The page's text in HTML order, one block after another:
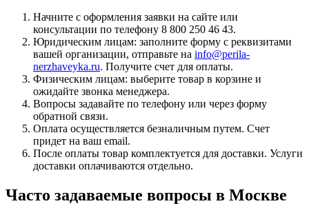
Начните с оформления заявки на сайте или
консультации по телефону 8 800 250 46 43.
Юридическим лицам: заполните форму с реквизитами
вашей организации, отправьте на info@perila-
nerzhaveyka.ru. Получите счет для оплаты.
Физическим лицам: выберите товар в корзине и
ожидайте звонка менеджера.
Вопросы задавайте по телефону или через форму
обратной связи.
Оплата осуществляется безналичным путем. Счет
придет на ваш email.
После оплаты товар комплектуется для доставки. Услуги
доставки оплачиваются отдельно.
Часто задаваемые вопросы в Москве